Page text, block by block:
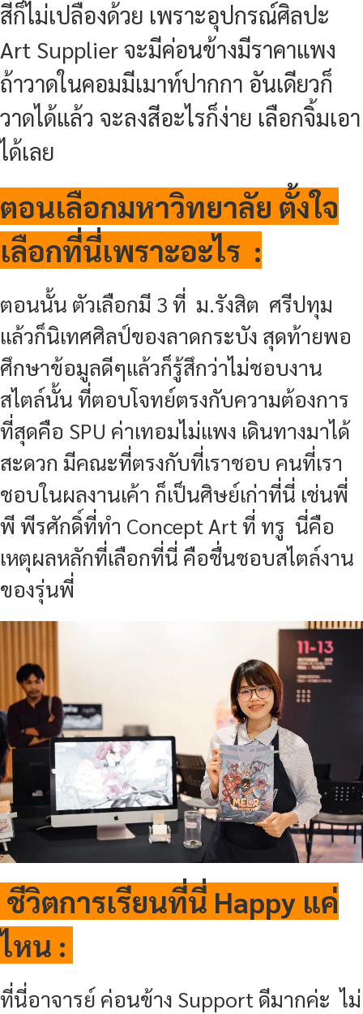
สีก็ไม่เปลืองด้วย เพราะอุปกรณ์ศิลปะ
Art Supplier จะมีค่อนข้างมีราคาแพง
ถ้าวาดในคอมมีเมาท์ปากกา อันเดียวก็
วาดได้แล้ว จะลงสีอะไรก็ง่าย เลือกจิ้มเอา
ได้เลย
ตอนเลือกมหาวิทยาลัย ตั้งใจ
เลือกที่นี่เพราะอะไร :
ตอนนั้น ตัวเลือกมี 3 ที่ ม.รังสิต ศรีปทุม
แล้วก็นิเทศศิลป์ของลาดกระบัง สุดท้ายพอ
ศึกษาข้อมูลดีๆแล้วก็รู้สึกว่าไม่ชอบงาน
สไตล์นั้น ที่ตอบโจทย์ตรงกับความต้องการ
ที่สุดคือ SPU ค่าเทอมไม่แพง เดินทางมาได้
สะดวก มีคณะที่ตรงกับที่เราชอบ คนที่เรา
ชอบในผลงานเค้า ก็เป็นศิษย์เก่าที่นี่ เช่นพี่
พี พีรศักดิ์ที่ทำ Concept Art ที่ ทรู นี่คือ
เหตุผลหลักที่เลือกที่นี่ คือชื่นชอบสไตล์งาน
ของรุ่นพี่
ชีวิตการเรียนที่นี่ Happy แค่
ไหน :
ที่นี่อาจารย์ ค่อนข้าง Support ดีมากค่ะ ไม่